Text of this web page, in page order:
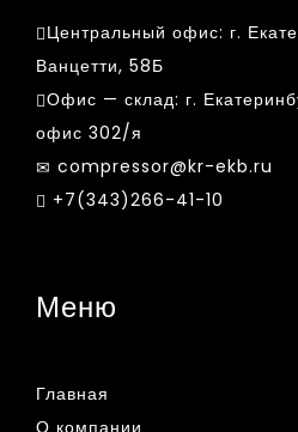
Центральный офис: г.
Ванцетти, 58Б
Офис — склад: г.
офис 302/я
compressor@kr-ekb.ru
+7(343)266-41-10
Меню
Главная
О компании